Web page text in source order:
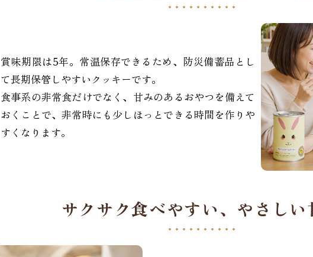
賞味期限は5年。常温保存できるため、防災備蓄品とし
て長期保管しやすいクッキーです。
食事系の非常食だけでなく、甘みのあるおやつを備えて
おくことで、非常時にも少しほっとできる時間を作りや
すくなります。
サクサク食べやすい、 やさしい